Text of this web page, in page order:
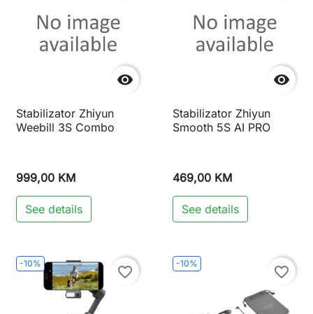

Stabilizator Zhiyun
Weebill 3S Combo
999,00 KM
See details

Stabilizator Zhiyun
Smooth 5S AI PRO
469,00 KM
See details
-10%
favorite_border
-10%
favorite_border